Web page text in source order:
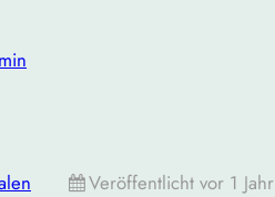
Veröffentlicht vor 1 Jahr